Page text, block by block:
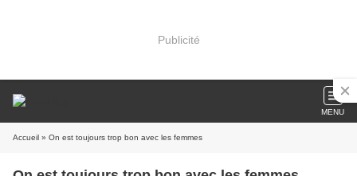
Publicité
MENU
Accueil » On est toujours trop bon avec les femmes